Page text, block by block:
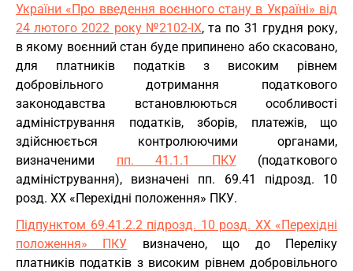
України «Про введення воєнного стану в Україні» від
24 лютого 2022 року №2102-IX, та по 31 грудня року,
в якому воєнний стан буде припинено або скасовано,
для платників податків з високим рівнем
добровільного дотримання податкового
законодавства встановлюються особливості
адміністрування податків, зборів, платежів, що
здійснюється контролюючими органами,
визначеними пп. 41.1.1 ПКУ(податкового
адміністрування), визначені пп. 69.41 підрозд. 10
розд. XX «Перехідні положення» ПКУ.
Підпунктом 69.41.2.2 підрозд. 10 розд. XX «Перехідні
положення» ПКУ визначено, що до Переліку
платників податків з високим рівнем добровільного